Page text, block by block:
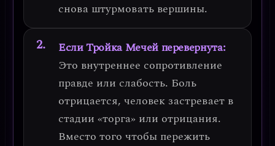
снова штурмовать вершины.
Если Тройка Мечей перевернута:
Это внутреннее сопротивление
правде или слабость. Боль
отрицается, человек застревает в
стадии «торга» или отрицания.
Вместо того чтобы пережить